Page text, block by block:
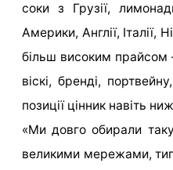
соки з Грузії,
Америки, Англії, Італії,
більш високим прайсом
віскі, бренді,
позиції цінник навіть
«Ми довго обирали
великими мережами,